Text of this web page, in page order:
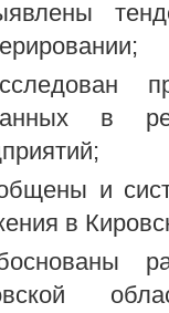
в
и
в